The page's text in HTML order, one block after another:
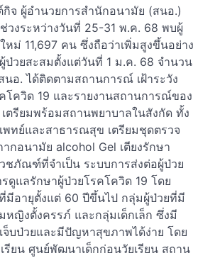
จ ผู้อำนวยการสำนักอนามัย (สนอ.)
วงระหว่างวันที่ 25-31 พ.ค. 68 พบผู้
หม่ 11,697 คน ซึ่งถือว่าเพิ่มสูงขึ้นอย่าง
วยสะสมตั้งแต่วันที่ 1 ม.ค. 68 จำนวน
อ. ได้ติดตามสถานการณ์ เฝ้าระวัง
โควิด 19 และรายงานสถานการณ์ของ
เตรียมพร้อมสถานพยาบาลในสังกัด ทั้ง
ทย์และสาธารณสุข เตรียมชุดตรวจ
กอนามัย alcohol Gel เตียงรักษา
ชภัณฑ์ที่จำเป็น ระบบการส่งต่อผู้ป่วย
รดูแลรักษาผู้ป่วยโรคโควิด 19 โดย
มีอายุตั้งแต่ 60 ปีขึ้นไป กลุ่มผู้ป่วยที่มี
หญิงตั้งครรภ์ และกลุ่มเด็กเล็ก ซึ่งมี
จ็บป่วยและมีปัญหาสุขภาพได้ง่าย โดย
เรียน ศูนย์พัฒนาเด็กก่อนวัยเรียน สถาน